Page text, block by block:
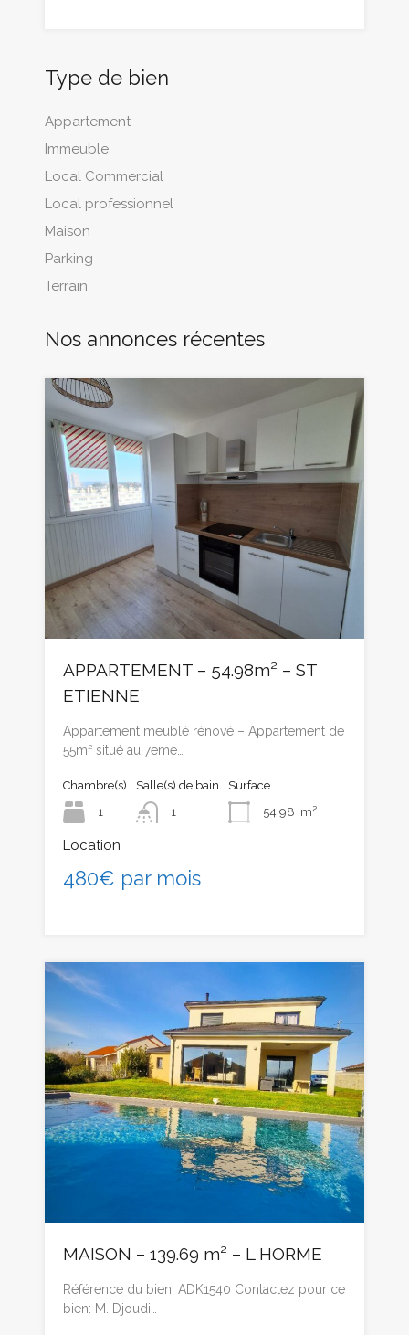
Type de bien
Appartement
Immeuble
Local Commercial
Local professionnel
Maison
Parking
Terrain
Nos annonces récentes
APPARTEMENT – 54.98m² – ST
ETIENNE
Appartement meublé rénové – Appartement de
55m² situé au 7eme…
Chambre(s)
1
Salle(s) de bain
1
Surface
54.98 m²
Location
480€ par mois
MAISON – 139.69 m² – L HORME
Référence du bien: ADK1540 Contactez pour ce
bien: M. Djoudi…